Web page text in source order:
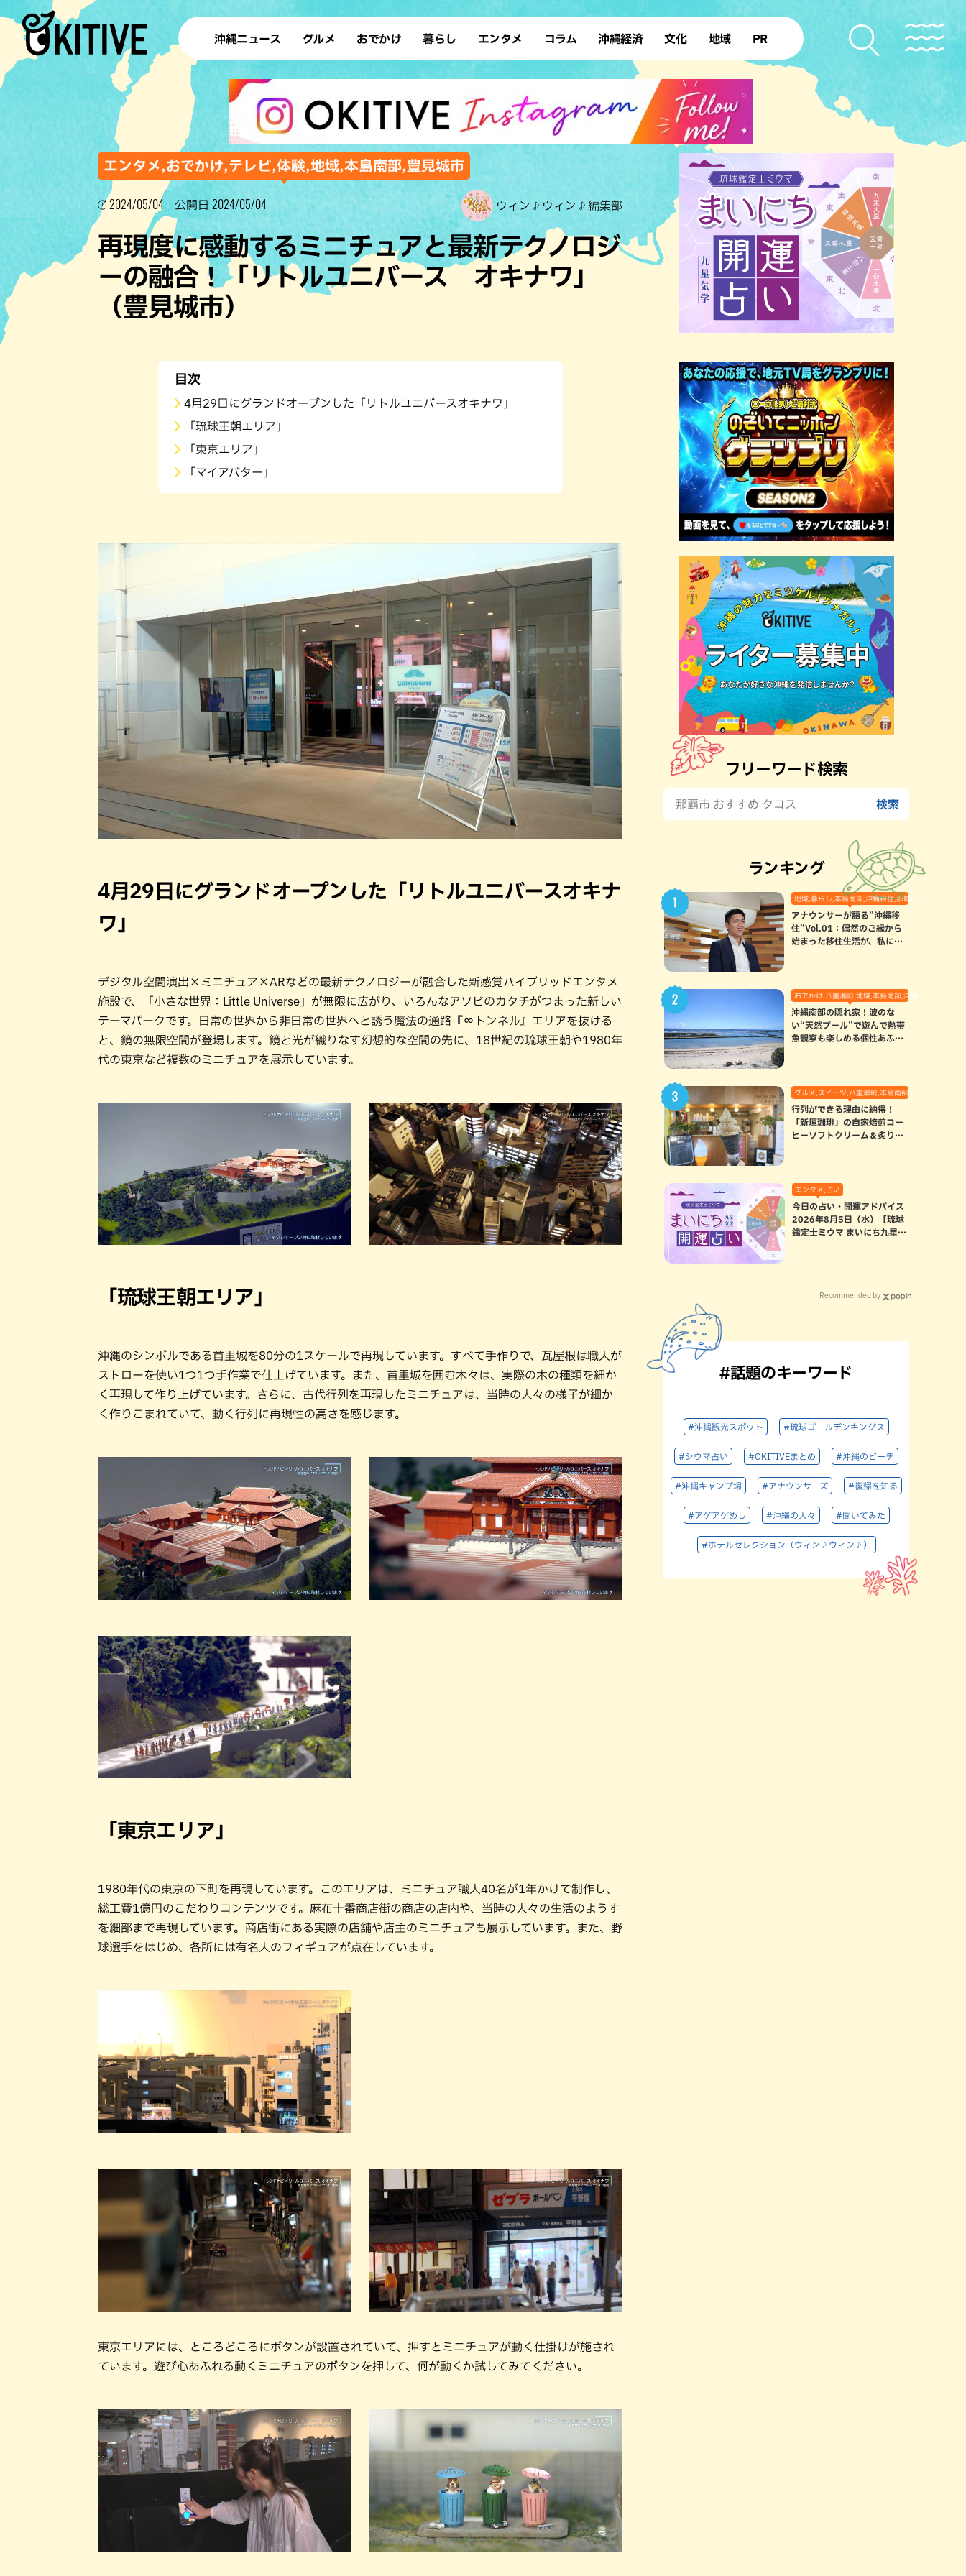
沖縄ニュース グルメ
ラーメン 沖縄そば
テイクアウト カフェ
すし・魚料理 和食・日本料理
沖縄料理 アジア・エスニック
イタリアン
フレンチ
ステーキ・焼肉 焼鳥・串料理
その他の肉料理 居酒屋・バー
ブッフェ・バイキング
おでかけ
デート ドライブ
散歩 ソロ活
歴史
レジャー アート
ホテル
サウナ 公園
沖縄の海
暮らし
レシピ SDGs
ファッション ローカルニュース
沖縄移住 沖縄旧暦行事
エンタメ
スポーツ 占い
タレント・芸人 テレビ
コラム 沖縄経済 文化
復帰50年
地域
本島北部
本島南部 先島諸島
北部離島
PR
エンタメ,おでかけ,テレビ,体験,地域,本島南部,豊見城市
2024/05/04 公開日 2024/05/04 ウィン♪ウィン♪編集部
再現度に感動するミニチュアと最新テクノロジ
ーの融合！「リトルユニバース オキナワ」
（豊見城市）
目次
4月29日にグランドオープンした「リトルユニバースオキナワ」
「琉球王朝エリア」
「東京エリア」
「マイアバター」
4月29日にグランドオープンした「リトルユニバースオキナ
ワ」
デジタル空間演出×ミニチュア×ARなどの最新テクノロジーが融合した新感覚ハイブリッドエンタメ
施設で、「小さな世界：Little Universe」が無限に広がり、いろんなアソビのカタチがつまった新しい
テーマパークです。日常の世界から非日常の世界へと誘う魔法の通路『∞トンネル』エリアを抜ける
と、鏡の無限空間が登場します。鏡と光が織りなす幻想的な空間の先に、18世紀の琉球王朝や1980年
代の東京など複数のミニチュアを展示しています。
「琉球王朝エリア」
沖縄のシンボルである首里城を80分の1スケールで再現しています。すべて手作りで、瓦屋根は職人が
ストローを使い1つ1つ手作業で仕上げています。また、首里城を囲む木々は、実際の木の種類を細か
く再現して作り上げています。さらに、古代行列を再現したミニチュアは、当時の人々の様子が細か
く作りこまれていて、動く行列に再現性の高さを感じます。
「東京エリア」
1980年代の東京の下町を再現しています。このエリアは、ミニチュア職人40名が1年かけて制作し、
総工費1億円のこだわりコンテンツです。麻布十番商店街の商店の店内や、当時の人々の生活のようす
を細部まで再現しています。商店街にある実際の店舗や店主のミニチュアも展示しています。また、野
球選手をはじめ、各所には有名人のフィギュアが点在しています。
東京エリアには、ところどころにボタンが設置されていて、押すとミニチュアが動く仕掛けが施され
ています。遊び心あふれる動くミニチュアのボタンを押して、何が動くか試してみてください。
フリーワード検索
ランキング
地域,暮らし,本島南部,沖縄移住,那覇市
アナウンサーが語る”沖縄移
住”Vol.01：偶然のご縁から
始まった移住生活が、私にと
おでかけ,八重瀬町,地域,本島南部,沖縄の海,自然
沖縄南部の隠れ家！波のな
い“天然プール”で遊んで熱帯
魚観察も楽しめる個性あふれ
グルメ,スイーツ,八重瀬町,本島南部
行列ができる理由に納得！
「新垣珈琲」の自家焙煎コー
ヒーソフトクリーム＆炙りマ
エンタメ,占い
今日の占い・開運アドバイス
2026年8月5日（水）【琉球
鑑定士ミウマ まいにち九星気
Recommended by
#話題のキーワード
#沖縄観光スポット #琉球ゴールデンキングス
#シウマ占い #OKITIVEまとめ #沖縄のビーチ
#沖縄キャンプ場 #アナウンサーズ #復帰を知る
#アゲアゲめし #沖縄の人々 #聞いてみた
#ホテルセレクション（ウィン♪ウィン♪）